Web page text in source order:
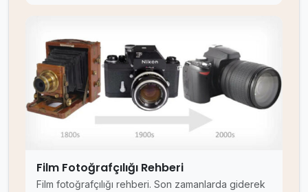
Film Fotoğrafçılığı Rehberi
Film fotoğrafçılığı rehberi. Son zamanlarda giderek